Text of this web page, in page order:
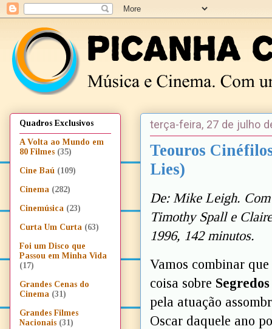
terça-feira, 27 de julho
Teouros
Lies)
De: Mike Leigh. Com
Timothy Spall e
1996, 142 minutos.
Vamos combinar
coisa sobre
pela atuação
Oscar daquele ano
Quadros Exclusivos
A Volta ao Mundo em
80 Filmes (35)
Cine Baú (109)
Cinema (282)
Cinemúsica (23)
Curta Um Curta (63)
Foi um Disco que
Passou em Minha Vida
(17)
Grandes Cenas do
Cinema (31)
Grandes Filmes
Nacionais (31)